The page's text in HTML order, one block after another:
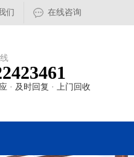
们 在线咨询
· 及时回复 · 上门回收